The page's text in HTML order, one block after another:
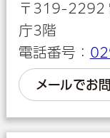
〒319-2292
庁3階
電話番号：
メールでお